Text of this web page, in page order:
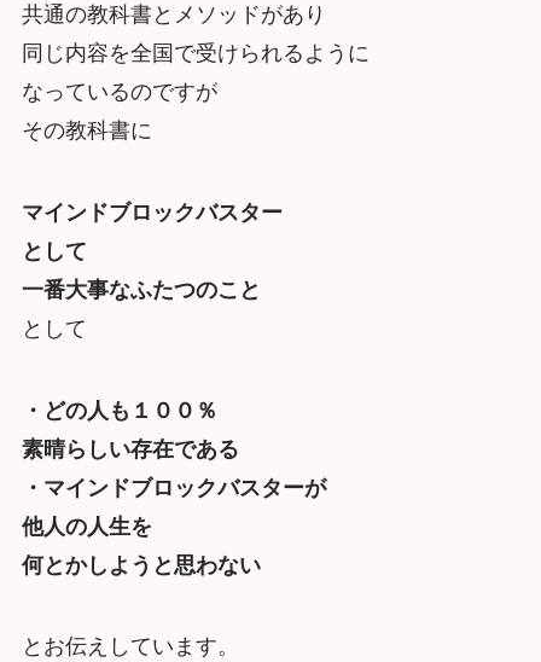
共通の教科書とメソッドがあり
同じ内容を全国で受けられるように
なっているのですが
その教科書に
マインドブロックバスター
として
一番大事なふたつのこと
として
・どの人も１００％
素晴らしい存在である
・マインドブロックバスターが
他人の人生を
何とかしようと思わない
とお伝えしています。